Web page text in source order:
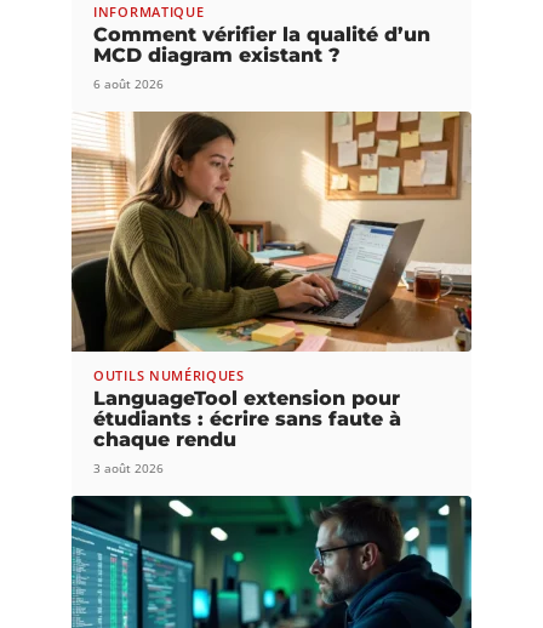
INFORMATIQUE
Comment vérifier la qualité d’un
MCD diagram existant ?
6 août 2026
OUTILS NUMÉRIQUES
LanguageTool extension pour
étudiants : écrire sans faute à
chaque rendu
3 août 2026